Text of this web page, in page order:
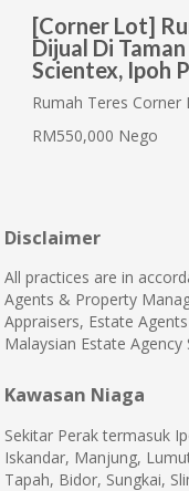
[Corner Lot]
Dijual Di
Scientex, Ipoh
Rumah Teres
RM550,000 Nego
Disclaimer
All practices are in
Agents & Property
Appraisers, Estate
Malaysian Estate
Kawasan Niaga
Sekitar Perak termasuk
Iskandar, Manjung,
Tapah, Bidor, Sungkai,